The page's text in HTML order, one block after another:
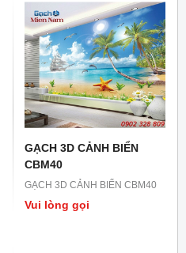
GẠCH 3D CẢNH BIỂN
CBM40
GẠCH 3D CẢNH BIỂN CBM40
Vui lòng gọi